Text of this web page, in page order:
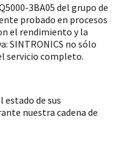
3BA05 del grupo de
probado en procesos
el rendimiento y la
SINTRONICS no sólo
servicio completo.
de sus
nuestra cadena de